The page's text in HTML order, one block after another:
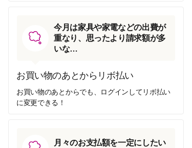
今月は家具や家電などの出費が
重なり、思ったより請求額が多
いな…
お買い物のあとからリボ払い
お買い物のあとからでも、ログインしてリボ払い
に変更できる！
月々のお支払額を一定にしたい